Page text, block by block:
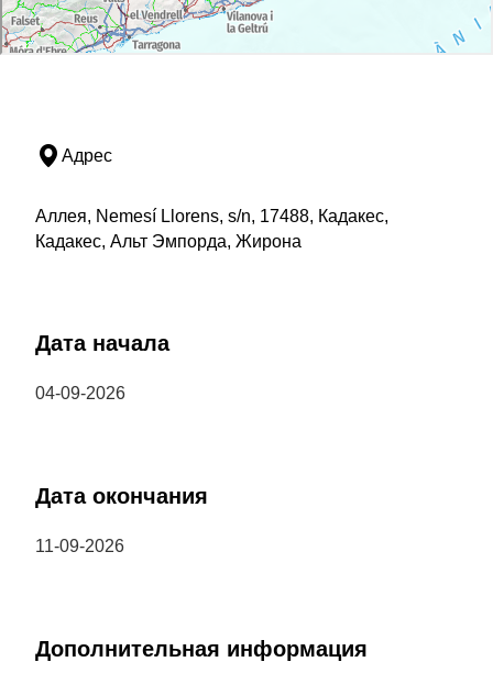
Адрес
Аллея, Nemesí Llorens, s/n, 17488, Кадакес,
Кадакес, Альт Эмпорда, Жирона
Дата начала
04-09-2026
Дата окончания
11-09-2026
Дополнительная информация